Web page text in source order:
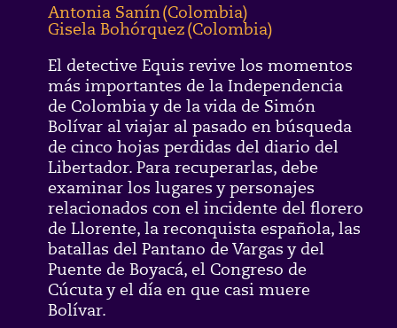
Antonia Sanín(Colombia)
Gisela Bohórquez(Colombia)
El detective Equis revive los momentos
más importantes de la Independencia
de Colombia y de la vida de Simón
Bolívar al viajar al pasado en búsqueda
de cinco hojas perdidas del diario del
Libertador. Para recuperarlas, debe
examinar los lugares y personajes
relacionados con el incidente del florero
de Llorente, la reconquista española, las
batallas del Pantano de Vargas y del
Puente de Boyacá, el Congreso de
Cúcuta y el día en que casi muere
Bolívar.